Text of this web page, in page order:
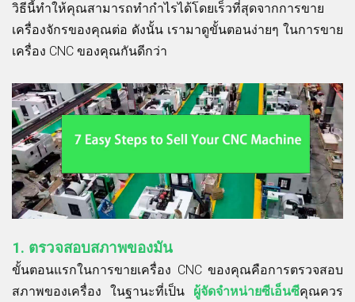
วิธีนี้ทำให้คุณสามารถทำกำไรได้โดยเร็วที่สุดจากการขาย
เครื่องจักรของคุณต่อ ดังนั้น เรามาดูขั้นตอนง่ายๆ ในการขาย
เครื่อง CNC ของคุณกันดีกว่า
1. ตรวจสอบสภาพของมัน
ขั้นตอนแรกในการขายเครื่อง CNC ของคุณคือการตรวจสอบ
สภาพของเครื่อง ในฐานะที่เป็น ผู้จัดจำหน่ายซีเอ็นซีคุณควร